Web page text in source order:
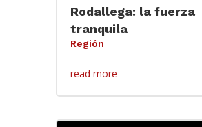
Rodallega: la fuerza
tranquila
Región
read more